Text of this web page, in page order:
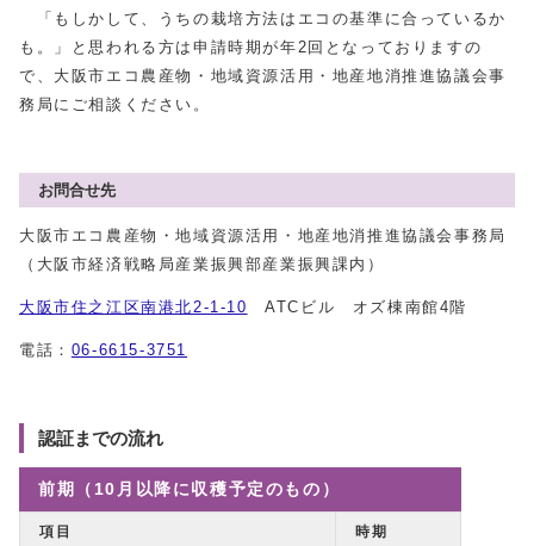
「もしかして、うちの栽培方法はエコの基準に合っているか
も。」と思われる方は申請時期が年2回となっておりますの
で、大阪市エコ農産物・地域資源活用・地産地消推進協議会事
務局にご相談ください。
お問合せ先
大阪市エコ農産物・地域資源活用・地産地消推進協議会事務局
（大阪市経済戦略局産業振興部産業振興課内）
大阪市住之江区南港北2-1-10 ATCビル オズ棟南館4階
電話： 06-6615-3751
認証までの流れ
前期（10月以降に収穫予定のもの）
項目 時期